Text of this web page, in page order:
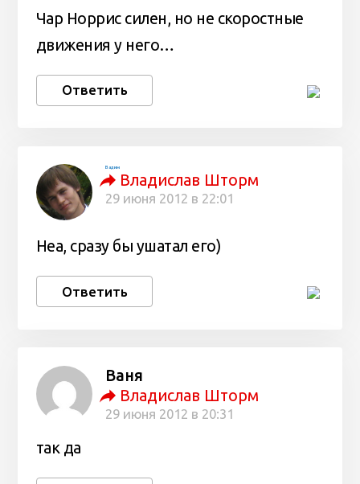
Чар Норрис силен, но не скоростные
движения у него…
Ответить
Вадим
Владислав Шторм
29 июня 2012 в 22:01
Неа, сразу бы ушатал его)
Ответить
Ваня
Владислав Шторм
29 июня 2012 в 20:31
так да